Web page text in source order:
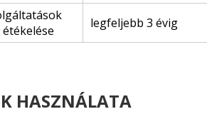
legfeljebb 3 évig
HASZNÁLATA